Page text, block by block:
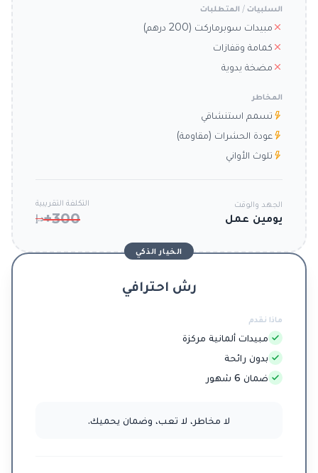
السلبيات / المتطلبات
مبيدات سوبرماركت (200 درهم)
كمامة وقفازات
مضخة يدوية
المخاطر
تسمم استنشاقي
عودة الحشرات (مقاومة)
تلوث الأواني
الجهد والوقت
يومين عمل
التكلفة التقريبية
300+ د.إ
الخيار الذكي
رش احترافي
ماذا نقدم
مبيدات ألمانية مركزة
بدون رائحة
ضمان 6 شهور
لا مخاطر، لا تعب، وضمان يحميك.